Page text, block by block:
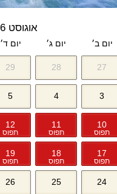
אוגוסט 2026
יום ב׳ יום ג׳ יום ד׳
27
28
29
3
4
5
10
תפוס
11
תפוס
12
תפוס
17
תפוס
18
תפוס
19
תפוס
24
25
26